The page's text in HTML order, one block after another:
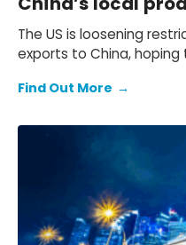
The US is loosening
exports to China,
accelerating — will this
Find Out More →